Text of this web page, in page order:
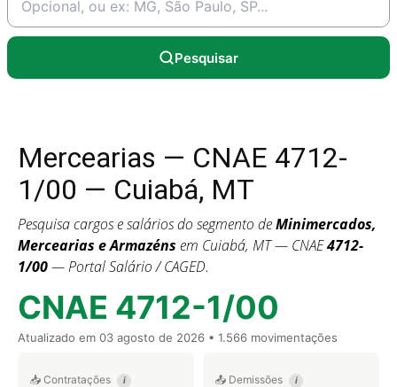
Pesquisar
Mercearias — CNAE 4712-
1/00 — Cuiabá, MT
Pesquisa cargos e salários do segmento deMinimercados,
Mercearias e Armazéns em Cuiabá, MT — CNAE4712-
1/00— Portal Salário / CAGED.
CNAE 4712-1/00
Atualizado em 03 agosto de 2026 • 1.566 movimentações
📥 Contratações i 📤 Demissões i